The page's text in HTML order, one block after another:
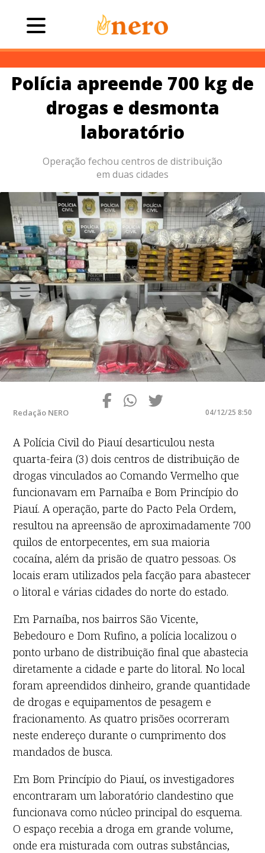
Polícia apreende 700 kg de
drogas e desmonta
laboratório
Operação fechou centros de distribuição
em duas cidades
Redação NERO 04/12/25 8:50
A Polícia Civil do Piauí desarticulou nesta
quarta-feira (3) dois centros de distribuição de
drogas vinculados ao Comando Vermelho que
funcionavam em Parnaíba e Bom Princípio do
Piauí. A operação, parte do Pacto Pela Ordem,
resultou na apreensão de aproximadamente 700
quilos de entorpecentes, em sua maioria
cocaína, além da prisão de quatro pessoas. Os
locais eram utilizados pela facção para abastecer
o litoral e várias cidades do norte do estado.
Em Parnaíba, nos bairros São Vicente,
Bebedouro e Dom Rufino, a polícia localizou o
ponto urbano de distribuição final que abastecia
diretamente a cidade e parte do litoral. No local
foram apreendidos dinheiro, grande quantidade
de drogas e equipamentos de pesagem e
fracionamento. As quatro prisões ocorreram
neste endereço durante o cumprimento dos
mandados de busca.
Em Bom Princípio do Piauí, os investigadores
encontraram um laboratório clandestino que
funcionava como núcleo principal do esquema.
O espaço recebia a droga em grande volume,
onde era misturada com outras substâncias,